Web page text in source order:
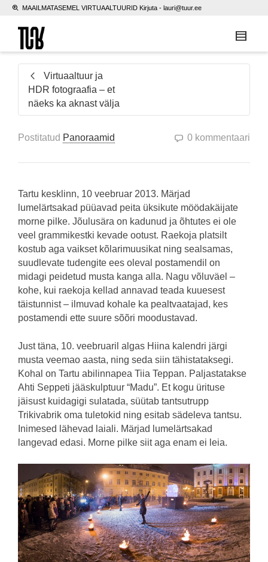
MAAILMATASEMEL VIRTUAALTUURID Kirjuta - lauri@tuur.ee
Virtuaaltuur ja
HDR fotograafia – et
näeks ka aknast välja
Postitatud Panoraamid 0 kommentaari
Tartu kesklinn, 10 veebruar 2013. Märjad
lumelärtsakad püüavad peita üksikute möödakäijate
morne pilke. Jõulusära on kadunud ja õhtutes ei ole
veel grammikestki kevade ootust. Raekoja platsilt
kostub aga vaikset kõlarimuusikat ning sealsamas,
suudlevate tudengite ees oleval postamendil on
midagi peidetud musta kanga alla. Nagu võluväel –
kohe, kui raekoja kellad annavad teada kuuesest
täistunnist – ilmuvad kohale ka pealtvaatajad, kes
postamendi ette suure sõõri moodustavad.
Just täna, 10. veebruaril algas Hiina kalendri järgi
musta veemao aasta, ning seda siin tähistataksegi.
Kohal on Tartu abilinnapea Tiia Teppan. Paljastatakse
Ahti Seppeti jääskulptuur “Madu”. Et kogu ürituse
jäisust kuidagigi sulatada, süütab tantsutrupp
Trikivabrik oma tuletokid ning esitab sädeleva tantsu.
Inimesed lähevad laiali. Märjad lumelärtsakad
langevad edasi. Morne pilke siit aga enam ei leia.